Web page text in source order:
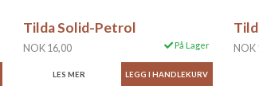
Tilda Solid-Petrol
NOK 16,00 På Lager
LES MER
NOK